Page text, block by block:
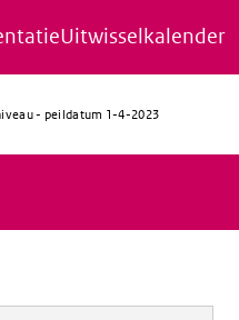
Uitwisselkalender
- peildatum 1-4-2023